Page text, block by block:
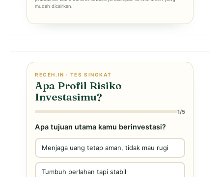
mudah dicairkan.
RECEH.IN · TES SINGKAT
Apa Profil Risiko
Investasimu?
1/5
Apa tujuan utama kamu berinvestasi?
Menjaga uang tetap aman, tidak mau rugi
Tumbuh perlahan tapi stabil